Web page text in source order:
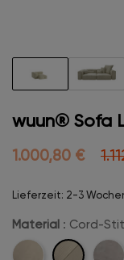
wuun® Sofa
1.000,80 €
Lieferzeit: 2-3
Material : Cord-
Cord
Cord-
Velvet